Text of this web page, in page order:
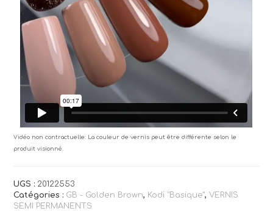
Vidéo non contractuelle: La couleur de vernis peut être différente selon le
produit visionné.
UGS : 20122553
Catégories : GB - Golden Brown, Kodi "Basique",VERNIS
SEMI PERMANENTS